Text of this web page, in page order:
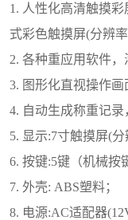
1. 人性化高清触摸
式彩色触摸屏(分辨
2. 各种重应用软件，
3. 图形化直视操作画
4. 自动生成称重记录
5. 显示:7寸触摸屏(
6. 按键:5键（机械按
7. 外壳: ABS塑料；
8. 电源:AC适配器